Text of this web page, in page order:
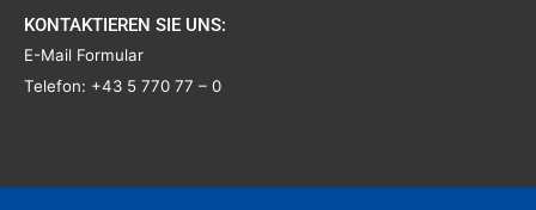
KONTAKTIEREN SIE UNS:
E-Mail Formular
Telefon: +43 5 770 77 – 0